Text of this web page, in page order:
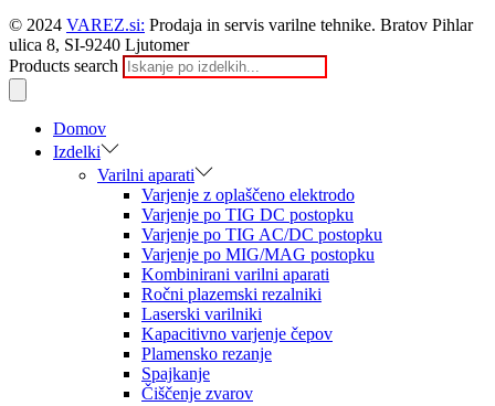
© 2024 VAREZ.si: Prodaja in servis varilne tehnike. Bratov Pihlar
ulica 8, SI-9240 Ljutomer
Products search
Domov
Izdelki
Varilni aparati
Varjenje z oplaščeno elektrodo
Varjenje po TIG DC postopku
Varjenje po TIG AC/DC postopku
Varjenje po MIG/MAG postopku
Kombinirani varilni aparati
Ročni plazemski rezalniki
Laserski varilniki
Kapacitivno varjenje čepov
Plamensko rezanje
Spajkanje
Čiščenje zvarov